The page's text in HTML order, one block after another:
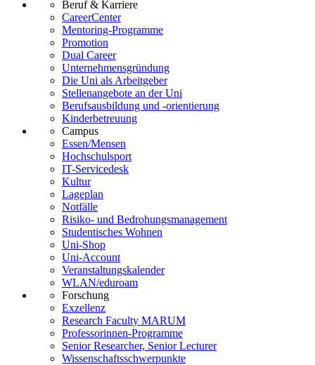
Beruf & Karriere
CareerCenter
Mentoring-Programme
Promotion
Dual Career
Unternehmensgründung
Die Uni als Arbeitgeber
Stellenangebote an der Uni
Berufsausbildung und -orientierung
Kinderbetreuung
Campus
Essen/Mensen
Hochschulsport
IT-Servicedesk
Kultur
Lageplan
Notfälle
Risiko- und Bedrohungsmanagement
Studentisches Wohnen
Uni-Shop
Uni-Account
Veranstaltungskalender
WLAN/eduroam
Forschung
Exzellenz
Research Faculty MARUM
Professorinnen-Programme
Senior Researcher, Senior Lecturer
Wissenschaftsschwerpunkte